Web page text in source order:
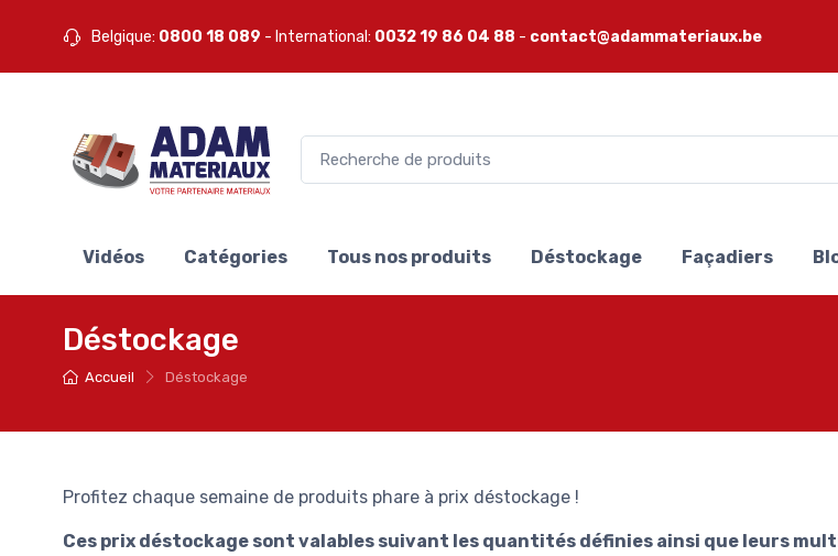
Belgique: 0800 18 089 - International: 0032 19 86 04 88 - contact@adammateriaux.be
Vidéos Catégories Tous nos produits Déstockage Façadiers
Déstockage
Accueil Déstockage
Profitez chaque semaine de produits phare à prix déstockage !
Ces prix déstockage sont valables suivant les quantités définies ainsi que leurs